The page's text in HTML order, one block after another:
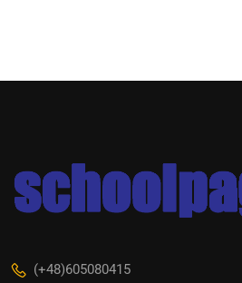
(+48)605080415